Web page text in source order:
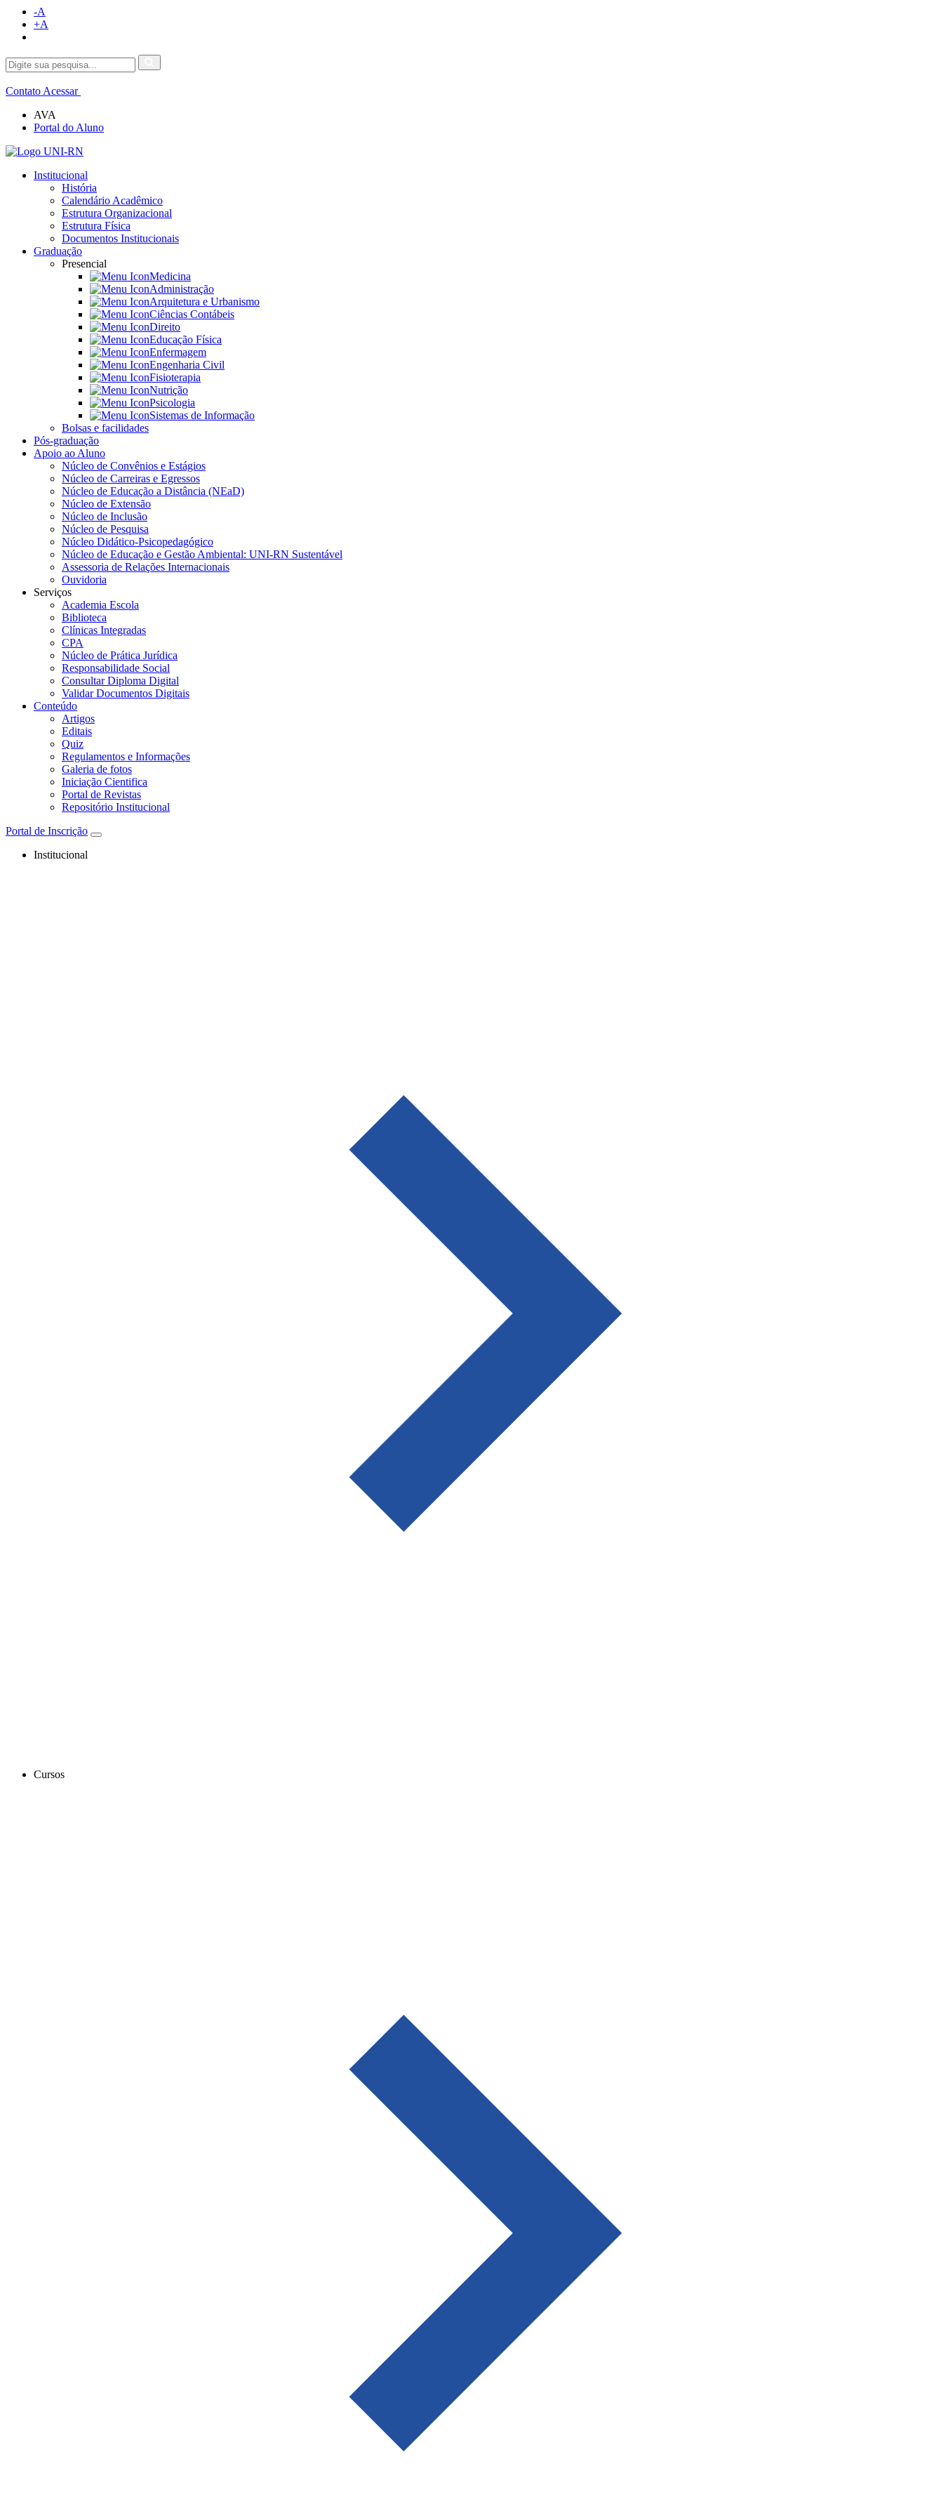
-A
+A
Contato Acessar
AVA
Portal do Aluno
Institucional
História
Calendário Acadêmico
Estrutura Organizacional
Estrutura Física
Documentos Institucionais
Graduação
Presencial
Medicina
Administração
Arquitetura e Urbanismo
Ciências Contábeis
Direito
Educação Física
Enfermagem
Engenharia Civil
Fisioterapia
Nutrição
Psicologia
Sistemas de Informação
Bolsas e facilidades
Pós-graduação
Apoio ao Aluno
Núcleo de Convênios e Estágios
Núcleo de Carreiras e Egressos
Núcleo de Educação a Distância (NEaD)
Núcleo de Extensão
Núcleo de Inclusão
Núcleo de Pesquisa
Núcleo Didático-Psicopedagógico
Núcleo de Educação e Gestão Ambiental: UNI-RN Sustentável
Assessoria de Relações Internacionais
Ouvidoria
Serviços
Academia Escola
Biblioteca
Clínicas Integradas
CPA
Núcleo de Prática Jurídica
Responsabilidade Social
Consultar Diploma Digital
Validar Documentos Digitais
Conteúdo
Artigos
Editais
Quiz
Regulamentos e Informações
Galeria de fotos
Iniciação Cientifica
Portal de Revistas
Repositório Institucional
Portal de Inscrição
Institucional
Cursos